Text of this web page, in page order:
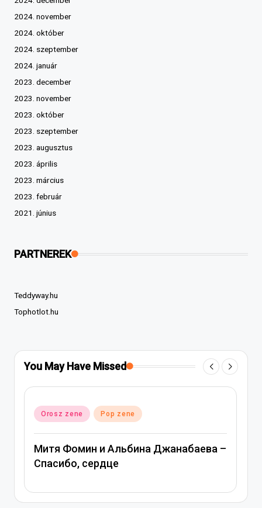
2024. november
2024. október
2024. szeptember
2024. január
2023. december
2023. november
2023. október
2023. szeptember
2023. augusztus
2023. április
2023. március
2023. február
2021. június
PARTNEREK
Teddyway.hu
Tophotlot.hu
You May Have Missed
Posted
Orosz zene Pop zene
Митя Фомин и Альбина Джанабаева –
Спасибо, сердце